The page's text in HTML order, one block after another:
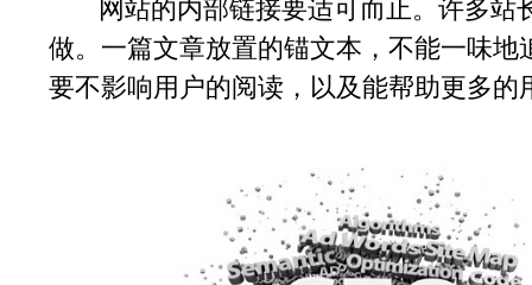
网站的内部链接要适可而止。许多站
做。一篇文章放置的锚文本，不能一味
要不影响用户的阅读，以及能帮助更多